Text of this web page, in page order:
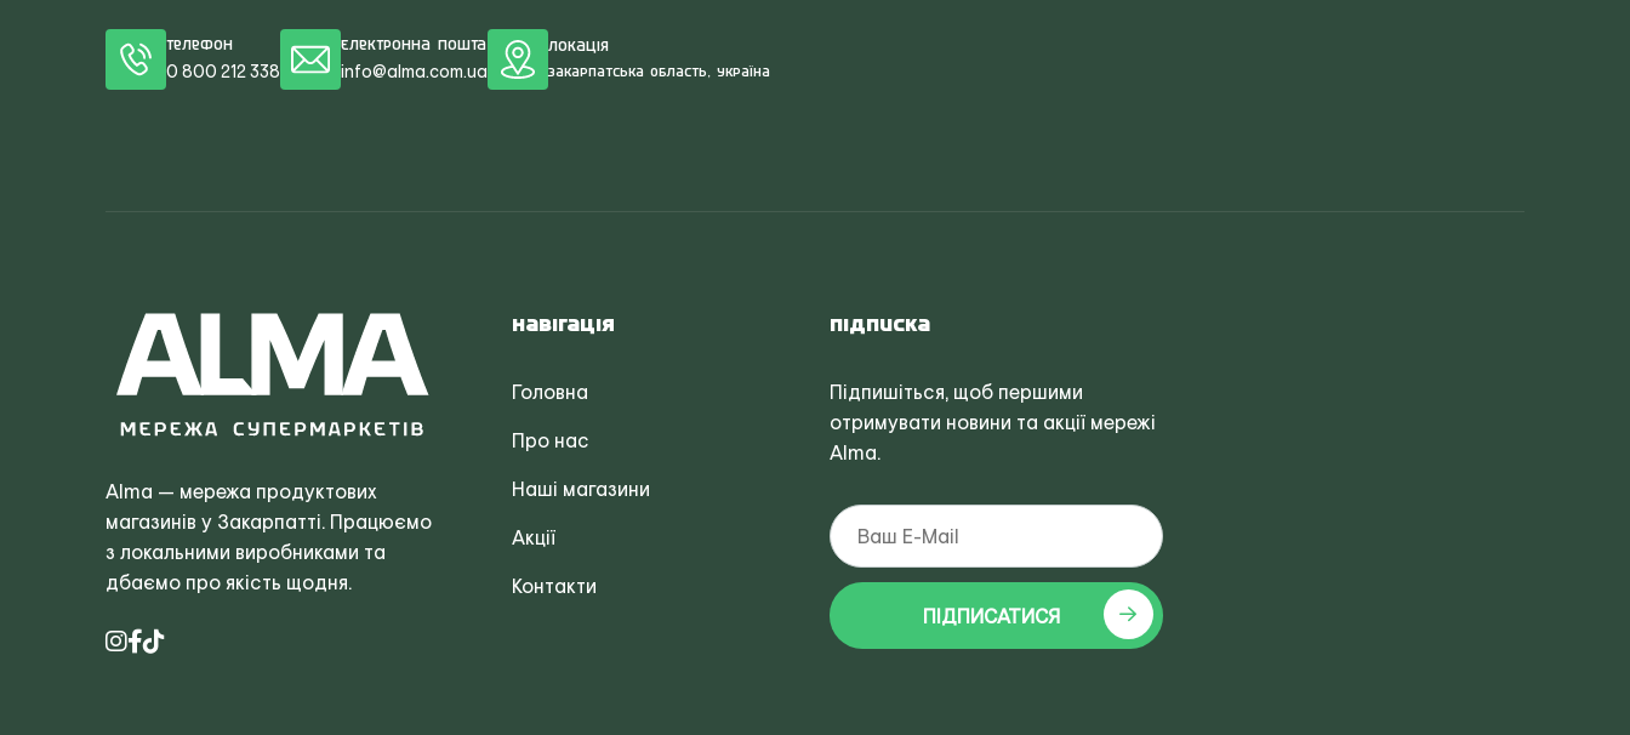
Телефон
0 800 212 338
Електронна пошта
info@alma.com.ua
Локація
Закарпатська область, Україна
Alma — мережа продуктових
магазинів у Закарпатті. Працюємо
з локальними виробниками та
дбаємо про якість щодня.
Навігація
Головна
Про нас
Наші магазини
Акції
Контакти
Підписка
Підпишіться, щоб першими
отримувати новини та акції мережі
Alma.
ПІДПИСАТИСЯ